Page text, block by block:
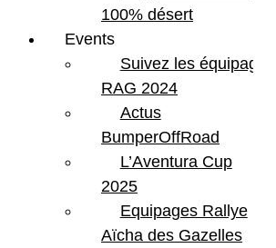
100% désert
Events
Suivez les équipages
RAG 2024
Actus
BumperOffRoad
L’Aventura Cup
2025
Equipages Rallye
Aïcha des Gazelles